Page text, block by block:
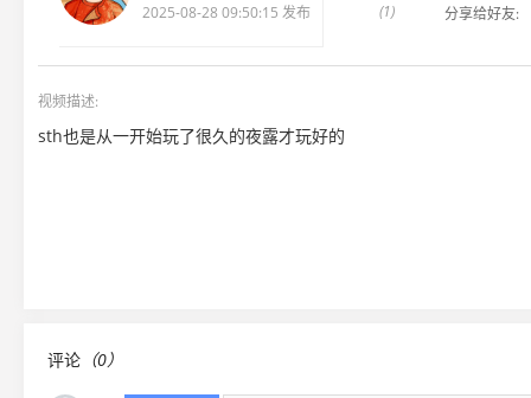
2025-08-28 09:50:15 发布 (1) 分享给好友:
视频描述:
sth也是从一开始玩了很久的夜露才玩好的
评论 （0）